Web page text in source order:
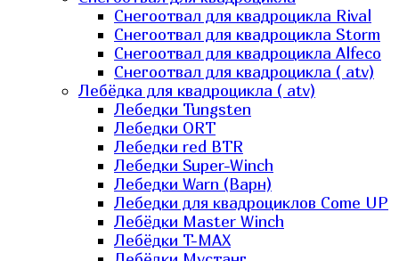
Снегоотвал для квадроцикла Rival
Снегоотвал для квадроцикла Storm
Снегоотвал для квадроцикла Alfeco
Снегоотвал для квадроцикла ( atv)
Лебёдка для квадроцикла ( atv)
Лебедки Tungsten
Лебедки ORT
Лебедки red BTR
Лебедки Super-Winch
Лебедки Warn (Варн)
Лебедки для квадроциклов Come UP
Лебёдки Master Winch
Лебёдки T-MAX